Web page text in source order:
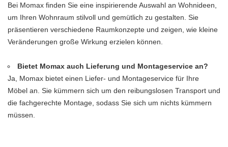
Bei Momax finden Sie eine inspirierende Auswahl an Wohnideen,
um Ihren Wohnraum stilvoll und gemütlich zu gestalten. Sie
präsentieren verschiedene Raumkonzepte und zeigen, wie kleine
Veränderungen große Wirkung erzielen können.
Bietet Momax auch Lieferung und Montageservice an?
Ja, Momax bietet einen Liefer- und Montageservice für Ihre
Möbel an. Sie kümmern sich um den reibungslosen Transport und
die fachgerechte Montage, sodass Sie sich um nichts kümmern
müssen.